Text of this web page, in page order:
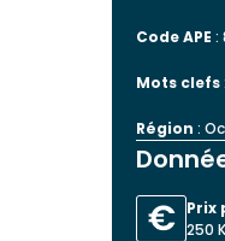
Code APE :
Mots clefs
Région :
Prix
250